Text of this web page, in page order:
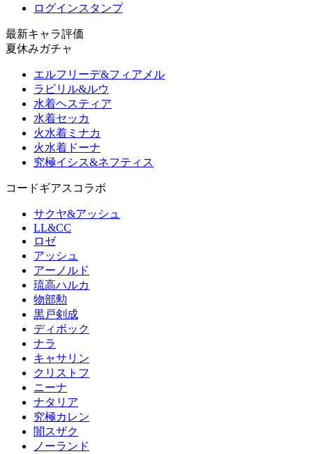
ログインスタンプ
最新キャラ評価
夏休みガチャ
エルフリーデ&フィアメル
ラビリル&ルウ
水着ヘスティア
水着セッカ
火水着ミナカ
火水着ドーナ
究極イシス&ネフティス
コードギアスコラボ
サクヤ&アッシュ
LL&CC
ロゼ
アッシュ
アーノルド
琉高ハルカ
物部勲
黒戸剣成
ディボック
ナラ
キャサリン
クリストフ
ニーナ
ナタリア
究極カレン
闇スザク
ノーランド